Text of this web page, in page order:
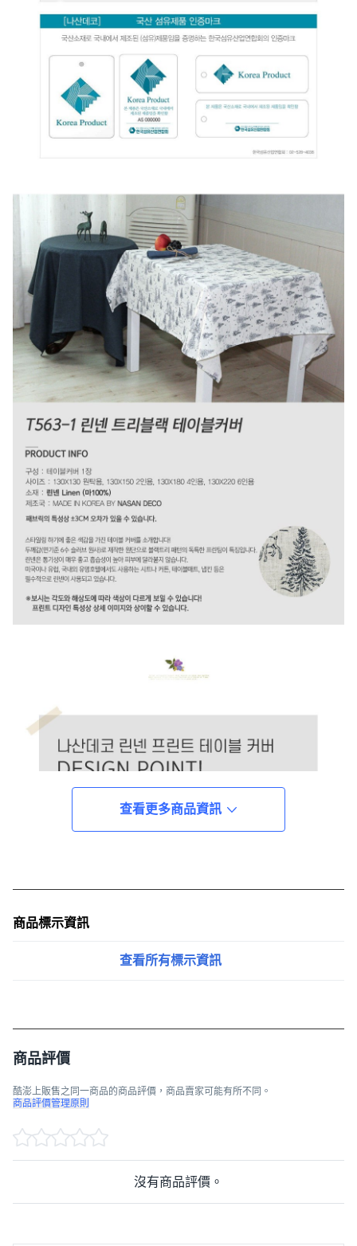
查看更多商品資訊
商品標示資訊
查看所有標示資訊
商品評價
酷澎上販售之同一商品的商品評價，商品賣家可能有所不同。
商品評價管理原則
沒有商品評價。